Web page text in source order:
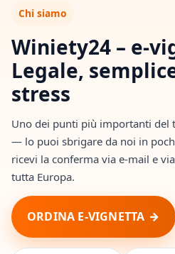
Chi siamo
Winiety24 – e-
Legale,
stress
Uno dei punti più importanti
— lo puoi sbrigare da noi in
ricevi la conferma via e-mail e
tutta Europa.
ORDINA E-VIGNETTA